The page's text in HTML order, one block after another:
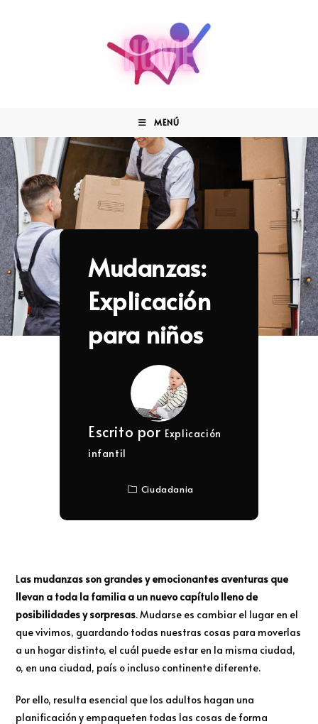
MENÚ
Mudanzas:
Explicación
para niños
Escrito por Explicación
infantil
Ciudadania
Las mudanzas son grandes y emocionantes aventuras que
llevan a toda la familia a un nuevo capítulo lleno de
posibilidades y sorpresas. Mudarse es cambiar el lugar en el
que vivimos, guardando todas nuestras cosas para moverlas
a un hogar distinto, el cuál puede estar en la misma ciudad,
o, en una ciudad, país o incluso continente diferente.
Por ello, resulta esencial que los adultos hagan una
planificación y empaqueten todas las cosas de forma